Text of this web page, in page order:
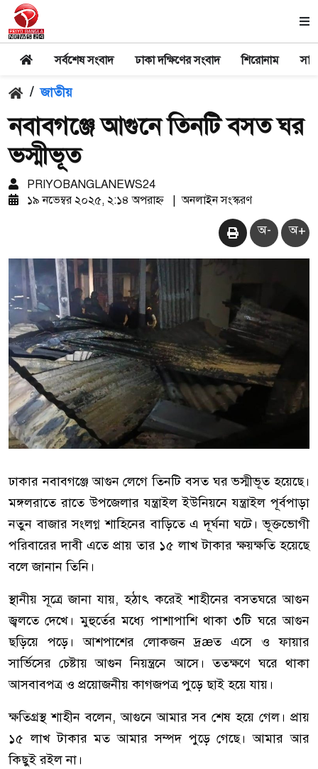
সর্বশেষ সংবাদ ঢাকা দক্ষিণের সংবাদ শিরোনাম
/ জাতীয়
নবাবগঞ্জে আগুনে তিনটি বসত ঘর
ভস্মীভূত
PRIYOBANGLANEWS24
১৯ নভেম্বর ২০২৫, ২:১৪ অপরাহ্ন
অনলাইন সংস্করণ
অ- অ+
ঢাকার নবাবগঞ্জে আগুন লেগে তিনটি বসত ঘর ভস্মীভূত হয়েছে।
মঙ্গলরাতে রাতে উপজেলার যন্ত্রাইল ইউনিয়নে যন্ত্রাইল পূর্বপাড়া
নতুন বাজার সংলগ্ন শাহিনের বাড়িতে এ দূর্ঘনা ঘটে। ভূক্তভোগী
পরিবারের দাবী এতে প্রায় তার ১৫ লাখ টাকার ক্ষয়ক্ষতি হয়েছে
বলে জানান তিনি।
স্থানীয় সূত্রে জানা যায়, হঠাৎ করেই শাহীনের বসতঘরে আগুন
জ্বলতে দেখে। মুহুর্তের মধ্যে পাশাপাশি থাকা ৩টি ঘরে আগুন
ছড়িয়ে পড়ে। আশপাশের লোকজন দ্রæত এসে ও ফায়ার
সার্ভিসের চেষ্টায় আগুন নিয়ন্ত্রনে আসে। ততক্ষণে ঘরে থাকা
আসবাবপত্র ও প্রয়োজনীয় কাগজপত্র পুড়ে ছাই হয়ে যায়।
ক্ষতিগ্রস্থ শাহীন বলেন, আগুনে আমার সব শেষ হয়ে গেল। প্রায়
১৫ লাখ টাকার মত আমার সম্পদ পুড়ে গেছে। আমার আর
কিছুই রইল না।